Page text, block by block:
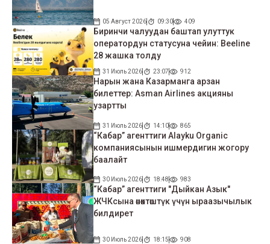
05 Август 2026 09:30 409
Биринчи чалуудан баштап улуттук
оператордун статусуна чейин: Beeline
28 жашка толду
31 Июль 2026 23:07 912
Нарын жана Казарманга арзан
билеттер: Asman Airlines акцияны
узартты
31 Июль 2026 14:10 865
“Кабар” агенттиги Alayku Organic
компаниясынын ишмердигин жогору
баалайт
30 Июль 2026 18:48 983
“Кабар” агенттиги "Дыйкан Азык"
ЖЧКсына өнөктөштүк үчүн ыраазычылык
билдирет
30 Июль 2026 18:15 908